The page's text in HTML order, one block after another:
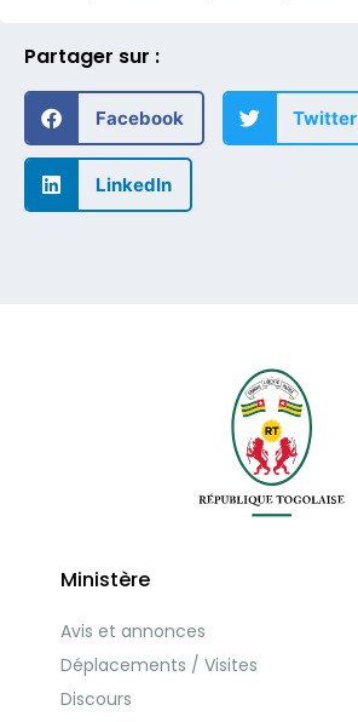
Partager sur :
Facebook Twitter
LinkedIn
Ministère
Avis et annonces
Déplacements / Visites
Discours